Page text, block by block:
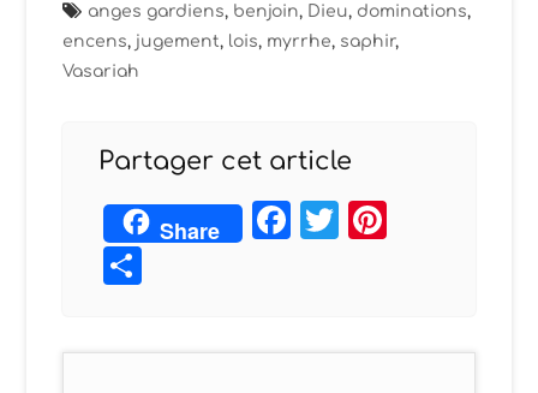
anges gardiens, benjoin, Dieu, dominations,
encens, jugement, lois, myrrhe, saphir,
Vasariah
Partager cet article
Share Facebook
Twitter